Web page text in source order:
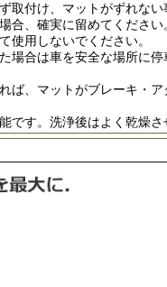
取付け、マットがずれな
合、確実に留めてください
使用しないでください。
場合は車を安全な場所に
ば、マットがブレーキ・
です。洗浄後はよく乾燥さ